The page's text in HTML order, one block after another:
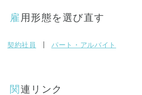
雇用形態を選び直す
契約社員 パート・アルバイト
関連リンク